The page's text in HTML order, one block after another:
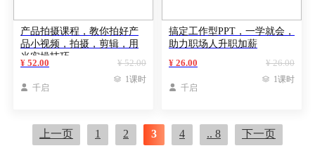
产品拍摄课程，教你拍好产
品小视频，拍摄，剪辑，用
光实操技巧
¥ 52.00
¥ 52.00
 千启
 1课时
搞定工作型PPT，一学就会，
助力职场人升职加薪
¥ 26.00
¥ 26.00
 千启
 1课时
上一页 1 2 3 4 .. 8 下一页